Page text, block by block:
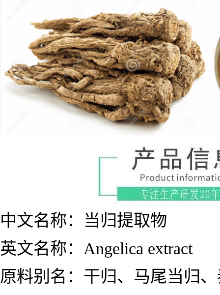
中文名称：当归提取物
英文名称： Angelica extract
原料别名：干归、马尾当归